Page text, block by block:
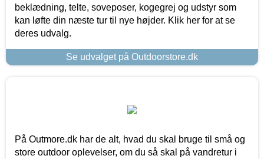
beklædning, telte, soveposer, kogegrej og udstyr som
kan løfte din næste tur til nye højder. Klik her for at se
deres udvalg.
Se udvalget på Outdoorstore.dk
På Outmore.dk har de alt, hvad du skal bruge til små og
store outdoor oplevelser, om du så skal på vandretur i